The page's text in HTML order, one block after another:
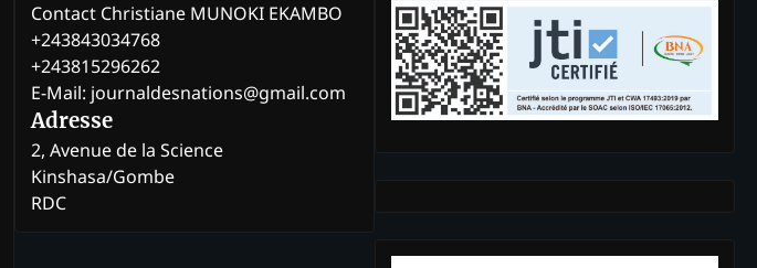
Contact Christiane MUNOKI EKAMBO
+243843034768
+243815296262
E-Mail: journaldesnations@gmail.com
Adresse
2, Avenue de la Science
Kinshasa/Gombe
RDC